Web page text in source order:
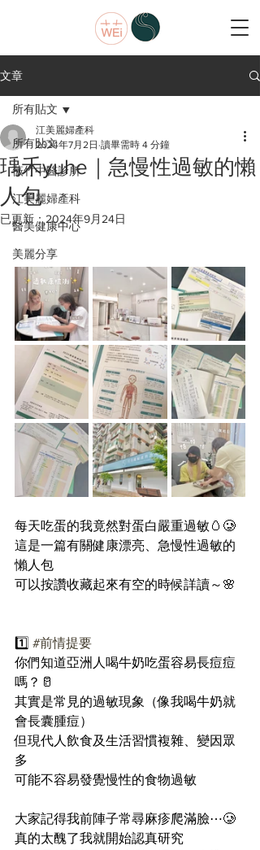
文章
所有貼文
薇竹中醫診所
江美麗婦產科
醫美健康中心
美麗分享
所有貼文
瑀禾yuhe｜急慢性過敏的懶
人包
江美麗婦產科
2024年7月2日 讀畢需時 4 分鐘
已更新： 2024年9月24日
每天吃蛋的我竟然對蛋白嚴重過敏🥚🥲
這是一篇有關健康漂亮、急慢性過敏的
懶人包
可以按讚收藏起來有空的時候詳讀～🌸
1️⃣ #前情提要
你們知道亞洲人喝牛奶吃蛋容易長痘痘
嗎？🥛
其實是常見的過敏現象（像我喝牛奶就
會長囊腫痘）
但現代人飲食及生活習慣複雜、變因眾
多
可能不容易發覺慢性的食物過敏
大家記得我前陣子常尋麻疹爬滿臉⋯🥲
真的太醜了我就開始認真研究